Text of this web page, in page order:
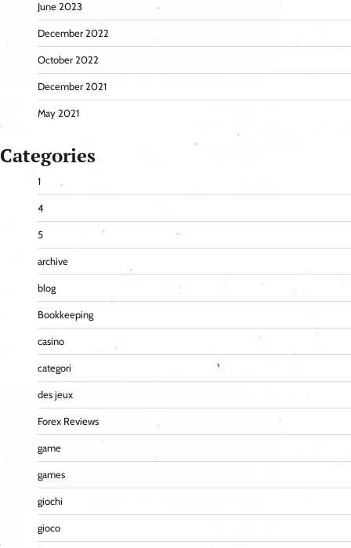
June 2023
December 2022
October 2022
December 2021
May 2021
Categories
1
4
5
archive
blog
Bookkeeping
casino
categori
des jeux
Forex Reviews
game
games
giochi
gioco